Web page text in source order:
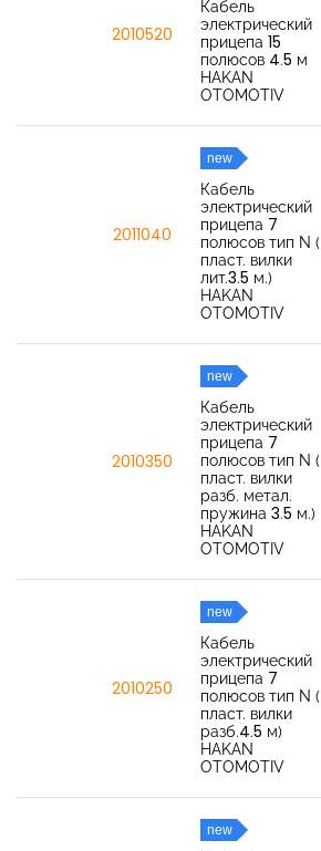
2010520
Кабель
электрический
прицепа 15
полюсов 4.5 м
HAKAN
OTOMOTIV
2011040
new
Кабель
электрический
прицепа 7
полюсов тип N (
пласт. вилки
лит.3.5 м.)
HAKAN
OTOMOTIV
2010350
new
Кабель
электрический
прицепа 7
полюсов тип N (
пласт. вилки
разб. метал.
пружина 3.5 м.)
HAKAN
OTOMOTIV
2010250
new
Кабель
электрический
прицепа 7
полюсов тип N (
пласт. вилки
разб.4.5 м)
HAKAN
OTOMOTIV
new